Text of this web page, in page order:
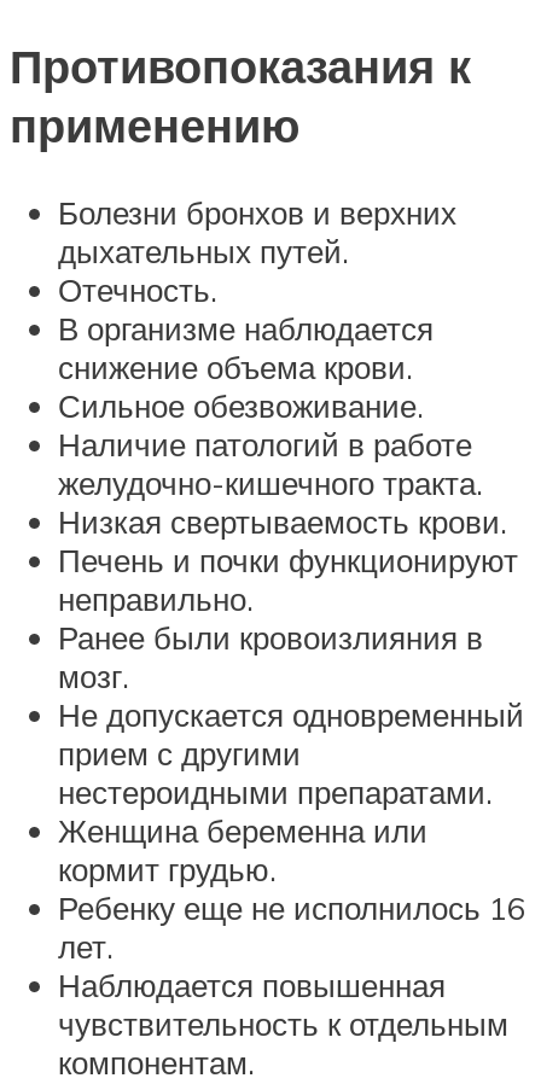
Противопоказания к
применению
Болезни бронхов и верхних
дыхательных путей.
Отечность.
В организме наблюдается
снижение объема крови.
Сильное обезвоживание.
Наличие патологий в работе
желудочно-кишечного тракта.
Низкая свертываемость крови.
Печень и почки функционируют
неправильно.
Ранее были кровоизлияния в
мозг.
Не допускается одновременный
прием с другими
нестероидными препаратами.
Женщина беременна или
кормит грудью.
Ребенку еще не исполнилось 16
лет.
Наблюдается повышенная
чувствительность к отдельным
компонентам.